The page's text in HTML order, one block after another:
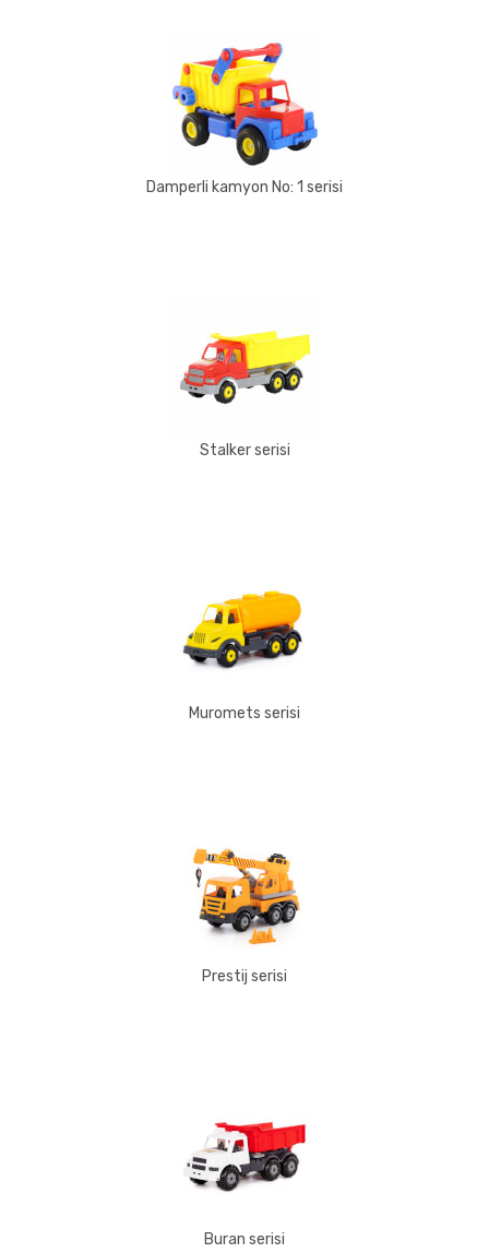
Damperli kamyon No: 1 serisi
Stalker serisi
Muromets serisi
Prestij serisi
Buran serisi